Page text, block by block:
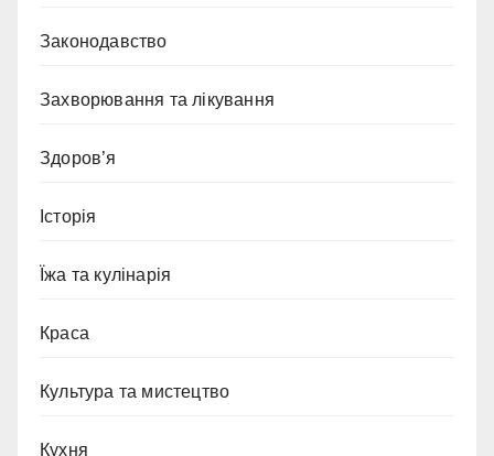
Законодавство
Захворювання та лікування
Здоров’я
Історія
Їжа та кулінарія
Краса
Культура та мистецтво
Кухня